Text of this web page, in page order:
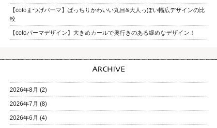
【cotoまつげパーマ】ぱっちりかわいい丸目&大人っぽい幅広デザインの比
較
【cotoパーマデザイン】大きめカールで奥行きのある緩めなデザイン！
2026年8月 (2)
2026年7月 (8)
2026年6月 (4)